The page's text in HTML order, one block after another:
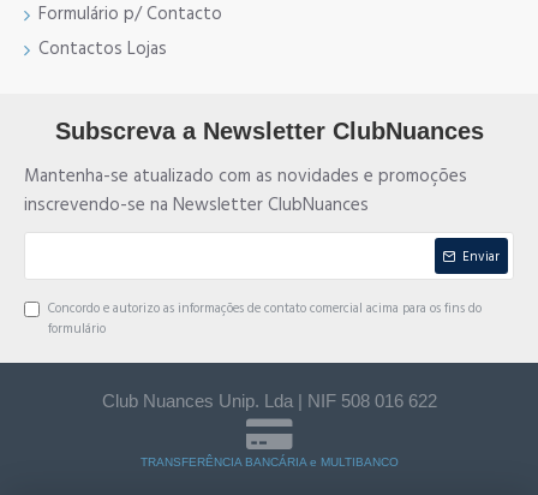
Formulário p/ Contacto
Contactos Lojas
Subscreva a Newsletter ClubNuances
Mantenha-se atualizado com as novidades e promoções
inscrevendo-se na Newsletter ClubNuances
Enviar
Concordo e autorizo as informações de contato comercial acima para os fins do
formulário
Club Nuances Unip. Lda | NIF 508 016 622
TRANSFERÊNCIA BANCÁRIA e MULTIBANCO